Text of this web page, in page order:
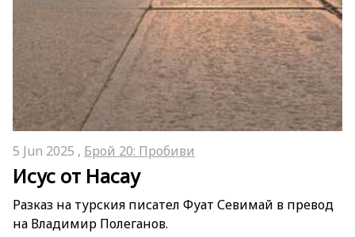
5 Jun 2025 , Брой 20: Пробиви
Исус от Насау
Разказ на турския писател Фуат Севимай в превод
на Владимир Полеганов.